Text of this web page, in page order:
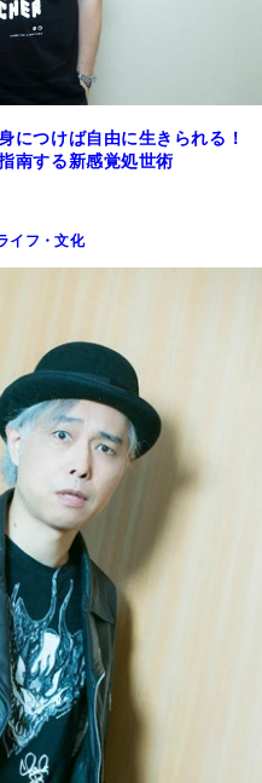
につけば自由に生きられる！
南する新感覚処世術
イフ・文化